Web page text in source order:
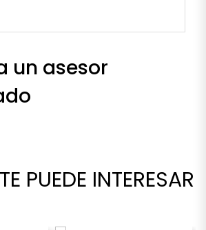
un asesor
PUEDE INTERESAR
Kit Energizador TNT 12V F1
120Km
COMPRAR